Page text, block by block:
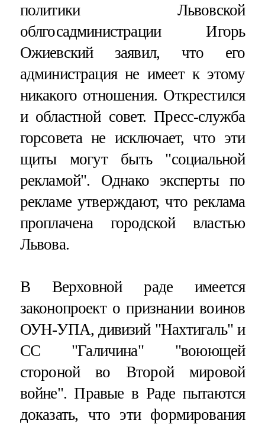
политики Львовской
облгосадминистрации Игорь
Ожиевский заявил, что его
администрация не имеет к этому
никакого отношения. Открестился
и областной совет. Пресс-служба
горсовета не исключает, что эти
щиты могут быть "социальной
рекламой". Однако эксперты по
рекламе утверждают, что реклама
проплачена городской властью
Львова.
В Верховной раде имеется
законопроект о признании воинов
ОУН-УПА, дивизий "Нахтигаль" и
СС "Галичина" "воюющей
стороной во Второй мировой
войне". Правые в Раде пытаются
доказать, что эти формирования